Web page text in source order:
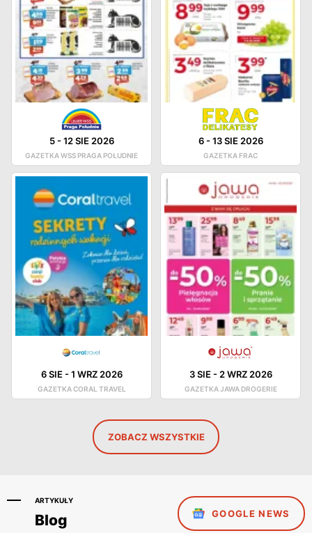
5-12 SIE 2026
GAZETKA WSS PRAGA POŁUDNIE
6-13 SIE 2026
GAZETKA FRAC
6 SIE-1 WRZ 2026
GAZETKA CORAL TRAVEL
3 SIE-2 WRZ 2026
GAZETKA JAWA DROGERIE
ZOBACZ WSZYSTKIE
ARTYKUŁY
Blog GOOGLE NEWS